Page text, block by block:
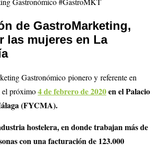
de GastroMarketing,
las mujeres en La
Gastronómico pionero y referente en
el próximo4 de febrero de 2020en el Palacio
(FYCMA).
hostelera, en donde trabajan más de
con una facturación de 123.000